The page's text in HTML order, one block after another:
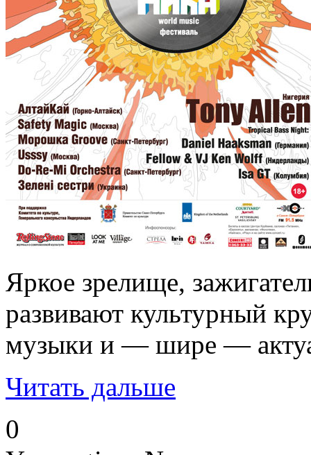
Яркое зрелище,
развивают культурный
музыки и — шире —
Читать дальше
0